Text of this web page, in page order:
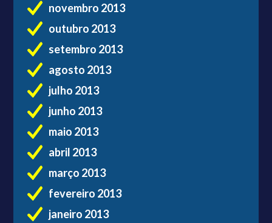
novembro 2013
outubro 2013
setembro 2013
agosto 2013
julho 2013
junho 2013
maio 2013
abril 2013
março 2013
fevereiro 2013
janeiro 2013